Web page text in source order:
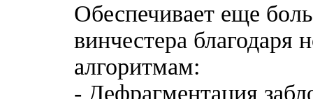
Обеспечивает еще
винчестера
алгоритмам:
- Дефрагментация